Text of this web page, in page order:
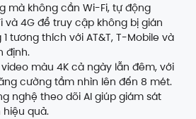
mà không cần Wi-Fi, tự động
và 4G để truy cập không bị gián
1 tương thích với AT&T, T-Mobile và
định.
màu 4K cả ngày lẫn đêm, với
cường tầm nhìn lên đến 8 mét.
nghệ theo dõi AI giúp giám sát
quả.